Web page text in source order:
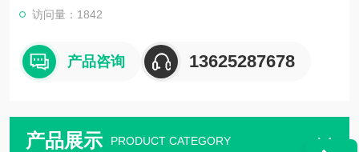
访问量：1842
产品咨询 13625287678
产品展示 PRODUCT CATEGORY